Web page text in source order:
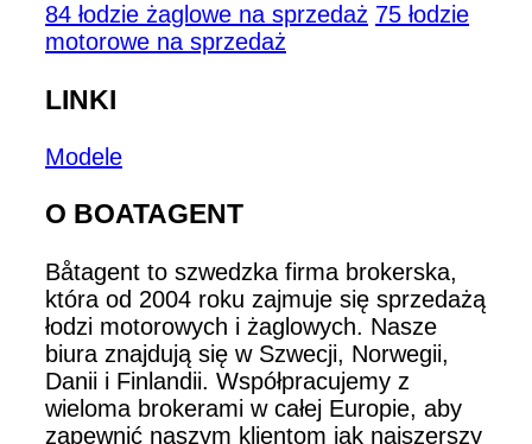
84 łodzie żaglowe na sprzedaż 75 łodzie
motorowe na sprzedaż
LINKI
Modele
O BOATAGENT
Båtagent to szwedzka firma brokerska,
która od 2004 roku zajmuje się sprzedażą
łodzi motorowych i żaglowych. Nasze
biura znajdują się w Szwecji, Norwegii,
Danii i Finlandii. Współpracujemy z
wieloma brokerami w całej Europie, aby
zapewnić naszym klientom jak najszerszy